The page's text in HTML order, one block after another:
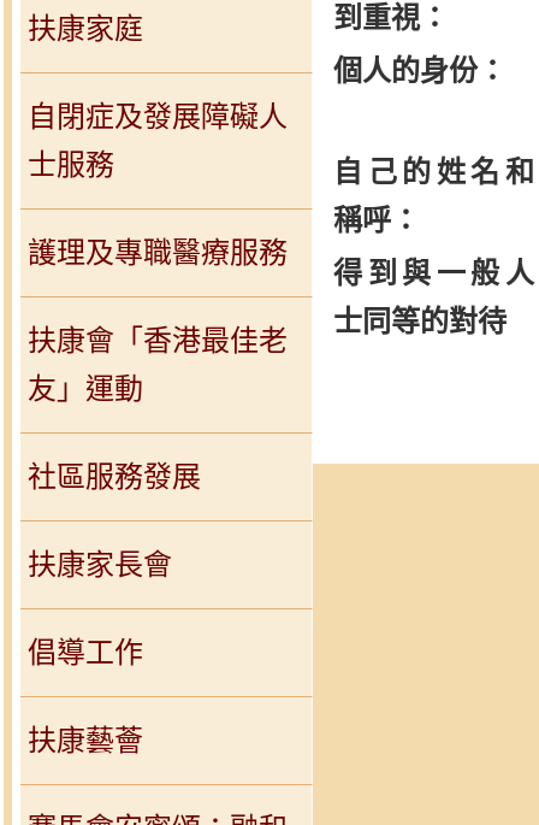
扶康家庭
自閉症及發展障礙人
士服務
護理及專職醫療服務
扶康會「香港最佳老
友」運動
社區服務發展
扶康家長會
倡導工作
扶康藝薈
到重視：
個人的身份：
自己的姓名和
稱呼：
得到與一般人
士同等的對待